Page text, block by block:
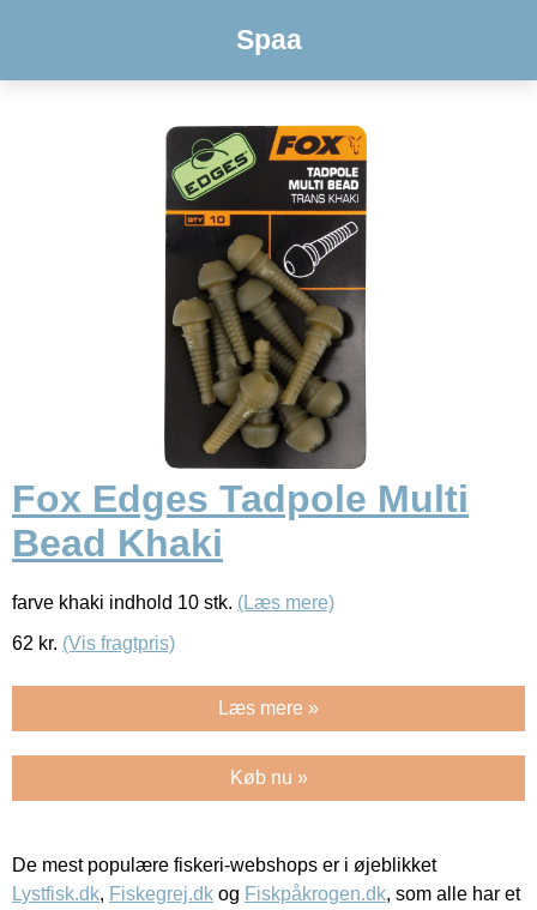
Spaa
Fox Edges Tadpole Multi
Bead Khaki
farve khaki indhold 10 stk. (Læs mere)
62 kr. (Vis fragtpris)
Læs mere »
Køb nu »
De mest populære fiskeri-webshops er i øjeblikket
Lystfisk.dk, Fiskegrej.dk og Fiskpåkrogen.dk, som alle har et